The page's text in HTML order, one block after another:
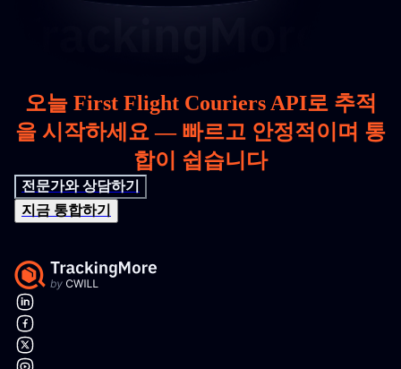
오늘 First Flight Couriers API로 추적
을 시작하세요 — 빠르고 안정적이며 통
합이 쉽습니다
전문가와 상담하기
지금 통합하기